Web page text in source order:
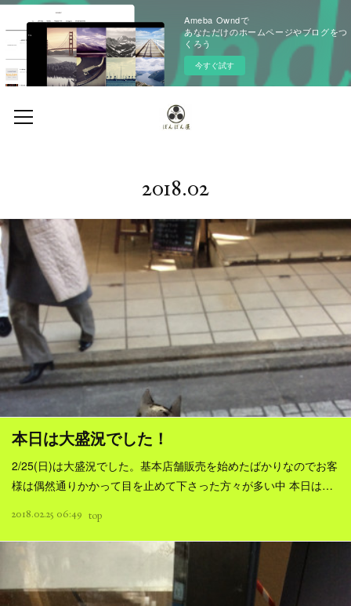
Ameba Owndで
あなただけのホームページやブログをつ
くろう
今すぐ試す
2018.02
本日は大盛況でした！
2/25(日)は大盛況でした。基本店舗販売を始めたばかりなのでお客
様は偶然通りかかって目を止めて下さった方々が多い中 本日は…
2018.02.25 06:49 top